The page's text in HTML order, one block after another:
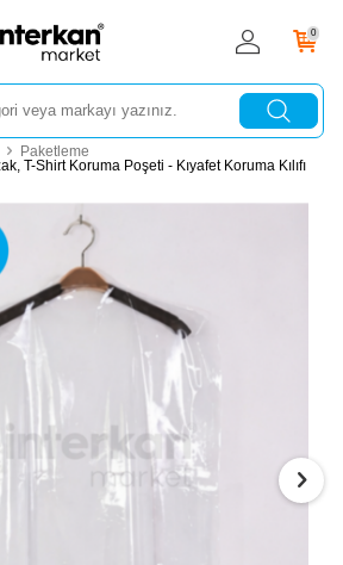
0
Paketleme
T-Shirt Koruma Poşeti - Kıyafet Koruma Kılıfı